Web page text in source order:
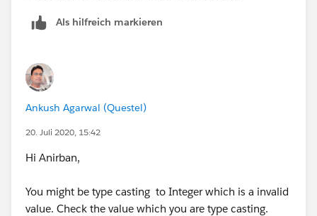
Als hilfreich markieren
Ankush Agarwal (Questel)
20. Juli 2020, 15:42
Hi Anirban,
You might be type casting to Integer which is a invalid
value. Check the value which you are type casting.